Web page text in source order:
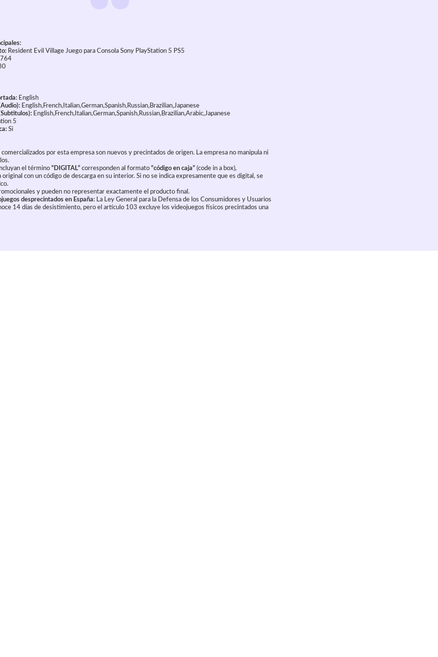
Resident Evil Village Juego para Consola Sony PlayStation 5 PS5
English
English,French,Italian,German,Spanish,Russian,Brazilian,Japanese
English,French,Italian,German,Spanish,Russian,Brazilian,Arabic,Japanese
5
Si
comercializados por esta empresa son nuevos y precintados de origen. La empresa no manipula ni
el término “DIGITAL” corresponden al formato “código en caja” (code in a box),
original con un código de descarga en su interior. Si no se indica expresamente que es digital, se
y pueden no representar exactamente el producto final.
desprecintados en España: La Ley General para la Defensa de los Consumidores y Usuarios
14 días de desistimiento, pero el artículo 103 excluye los videojuegos físicos precintados una